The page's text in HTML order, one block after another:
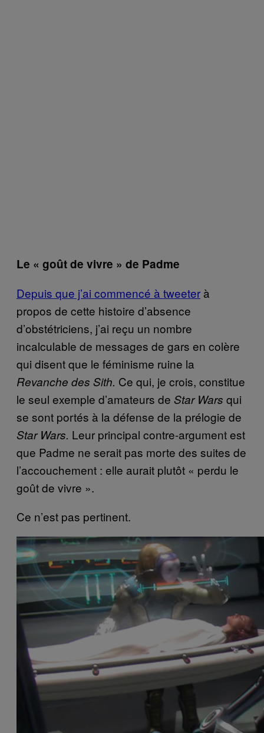
Le « goût de vivre » de Padme
Depuis que j’ai commencé à tweeter à
propos de cette histoire d’absence
d’obstétriciens, j’ai reçu un nombre
incalculable de messages de gars en colère
qui disent que le féminisme ruine la
Revanche des Sith. Ce qui, je crois, constitue
le seul exemple d’amateurs de Star Wars qui
se sont portés à la défense de la prélogie de
Star Wars. Leur principal contre-argument est
que Padme ne serait pas morte des suites de
l’accouchement : elle aurait plutôt « perdu le
goût de vivre ».
Ce n’est pas pertinent.